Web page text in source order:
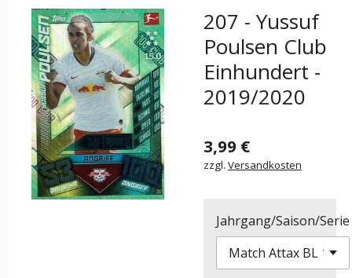
207 - Yussuf
Poulsen Club
Einhundert -
2019/2020
3,99 €
zzgl. Versandkosten
Jahrgang/Saison/Serie